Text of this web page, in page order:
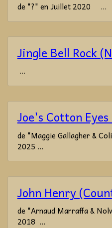
de "?" en Juillet 2020 ...
Jingle Bell Rock
...
Joe's Cotton
de "Maggie Gallagher &
2025 ...
John Henry
de "Arnaud Marraffa &
2018 ...